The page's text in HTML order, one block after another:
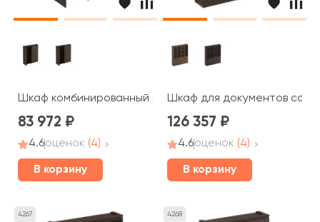
Шкаф комбинированный для одежды для документов
83 972
4.6оценок (4)
В корзину
Шкаф для документов со
126 357
4.6оценок (4)
В корзину
4267 4268